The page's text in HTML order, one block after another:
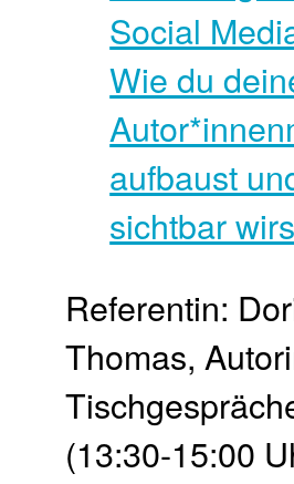
Referentin:
Thomas,
(13:30-15:00